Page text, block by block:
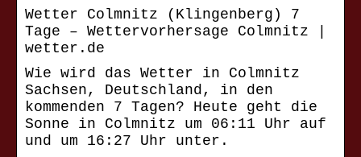
Wetter Colmnitz (Klingenberg) 7
Tage – Wettervorhersage Colmnitz |
wetter.de
Wie wird das Wetter in Colmnitz
Sachsen, Deutschland, in den
kommenden 7 Tagen? Heute geht die
Sonne in Colmnitz um 06:11 Uhr auf
und um 16:27 Uhr unter.